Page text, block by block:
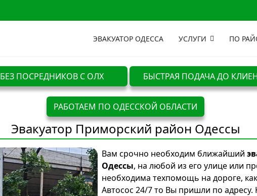
ЭВАКУАТОР ОДЕССА УСЛУГИ ПО
БЕЗ ПОСРЕДНИКОВ С ОЛХ БЫСТРАЯ ПОДАЧА ДО
РАБОТАЕМ ПО ОДЕССКОЙ ОБЛАСТИ
Эвакуатор Приморский район Одессы
Вам срочно необходим ближайший
Одессы, на любой из его улице или
необходима техпомощь на дороге,
Автосос 24/7 то Вы пришли по адресу.